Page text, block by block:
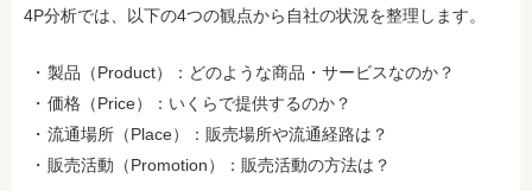
4P分析では、以下の4つの観点から自社の状況を整理します。
製品（Product）：どのような商品・サービスなのか？
価格（Price）：いくらで提供するのか？
流通場所（Place）：販売場所や流通経路は？
販売活動（Promotion）：販売活動の方法は？